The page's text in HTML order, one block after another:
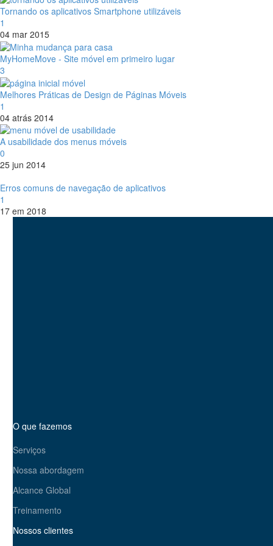
Tornando os aplicativos Smartphone utilizáveis
1
04 mar 2015
MyHomeMove - Site móvel em primeiro lugar
3
Melhores Práticas de Design de Páginas Móveis
1
04 atrás 2014
A usabilidade dos menus móveis
0
25 jun 2014
Erros comuns de navegação de aplicativos
1
17 em 2018
O que fazemos
Serviços
Nossa abordagem
Alcance Global
Treinamento
Nossos clientes